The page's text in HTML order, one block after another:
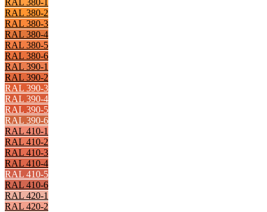
RAL 380-1
RAL 380-2
RAL 380-3
RAL 380-4
RAL 380-5
RAL 380-6
RAL 390-1
RAL 390-2
RAL 390-3
RAL 390-4
RAL 390-5
RAL 390-6
RAL 410-1
RAL 410-2
RAL 410-3
RAL 410-4
RAL 410-5
RAL 410-6
RAL 420-1
RAL 420-2